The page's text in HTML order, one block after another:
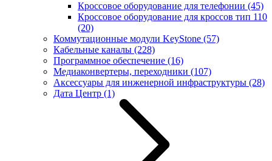
Кроссовое оборудование для телефонии (45)
Кроссовое оборудование для кроссов тип 110
(20)
Коммутационные модули KeyStone (57)
Кабельные каналы (228)
Программное обеспечение (16)
Медиаконвертеры, переходники (107)
Аксессуары для инженерной инфраструктуры (28)
Дата Центр (1)